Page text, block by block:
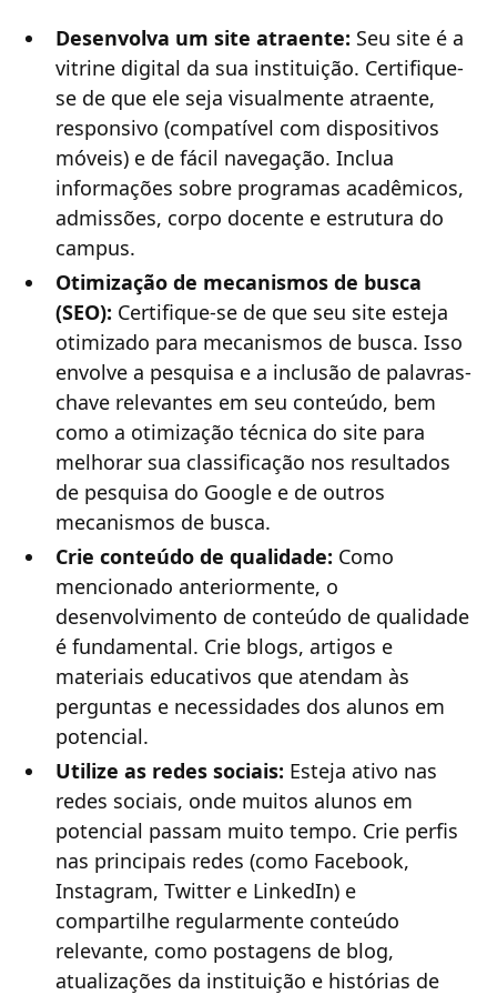
Desenvolva um site atraente: Seu site é a
vitrine digital da sua instituição. Certifique-
se de que ele seja visualmente atraente,
responsivo (compatível com dispositivos
móveis) e de fácil navegação. Inclua
informações sobre programas acadêmicos,
admissões, corpo docente e estrutura do
campus.
Otimização de mecanismos de busca
(SEO): Certifique-se de que seu site esteja
otimizado para mecanismos de busca. Isso
envolve a pesquisa e a inclusão de palavras-
chave relevantes em seu conteúdo, bem
como a otimização técnica do site para
melhorar sua classificação nos resultados
de pesquisa do Google e de outros
mecanismos de busca.
Crie conteúdo de qualidade: Como
mencionado anteriormente, o
desenvolvimento de conteúdo de qualidade
é fundamental. Crie blogs, artigos e
materiais educativos que atendam às
perguntas e necessidades dos alunos em
potencial.
Utilize as redes sociais: Esteja ativo nas
redes sociais, onde muitos alunos em
potencial passam muito tempo. Crie perfis
nas principais redes (como Facebook,
Instagram, Twitter e LinkedIn) e
compartilhe regularmente conteúdo
relevante, como postagens de blog,
atualizações da instituição e histórias de